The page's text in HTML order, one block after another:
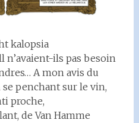
kalopsia
n’avaient-ils pas besoin
A mon avis du
penchant sur le vin,
proche,
de Van Hamme